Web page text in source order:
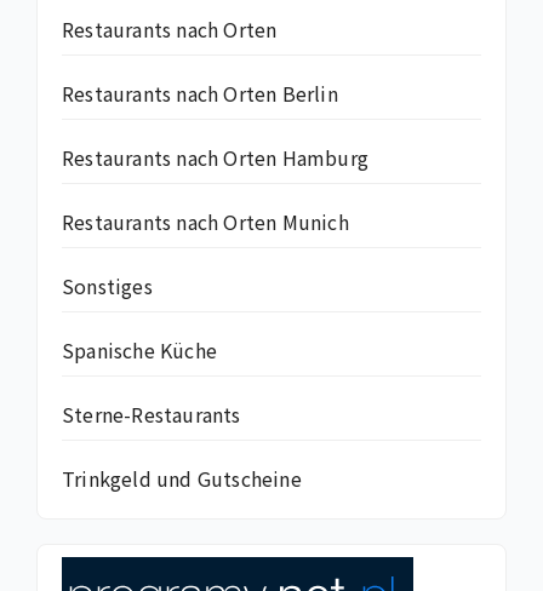
Restaurants nach Orten
Restaurants nach Orten Berlin
Restaurants nach Orten Hamburg
Restaurants nach Orten Munich
Sonstiges
Spanische Küche
Sterne-Restaurants
Trinkgeld und Gutscheine